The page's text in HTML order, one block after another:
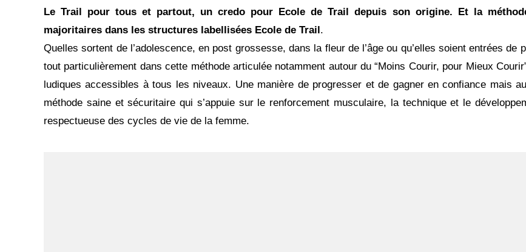
Le Trail pour tous et partout, un credo pour Ecole de Trail depuis son origine. Et la
majoritaires dans les structures labellisées Ecole de Trail.
Quelles sortent de l’adolescence, en post grossesse, dans la fleur de l’âge ou qu’elles soient entrées
tout particulièrement dans cette méthode articulée notamment autour du “Moins Courir, pour Mieux
ludiques accessibles à tous les niveaux. Une manière de progresser et de gagner en confiance mais
méthode saine et sécuritaire qui s’appuie sur le renforcement musculaire, la technique et le
respectueuse des cycles de vie de la femme.